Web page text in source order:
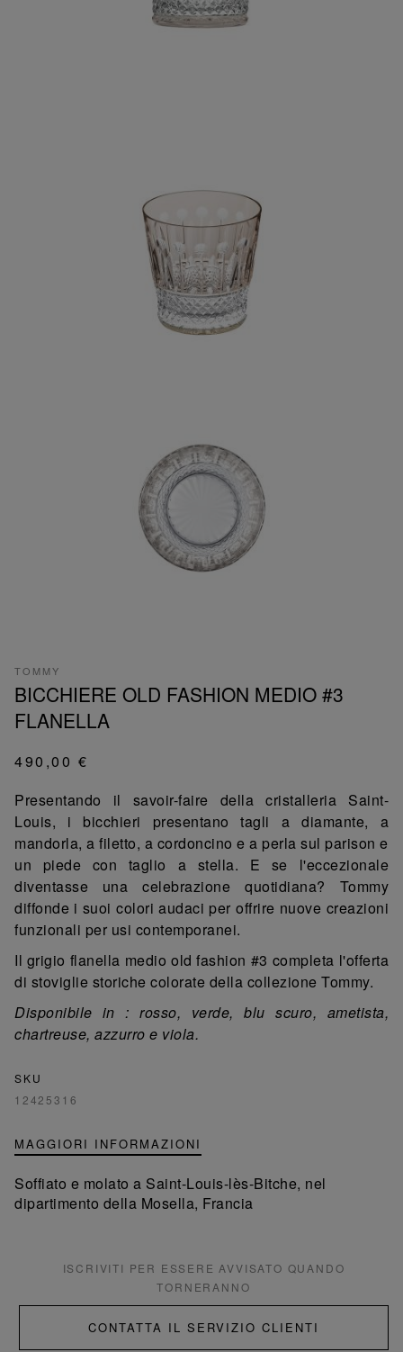
TOMMY
BICCHIERE OLD FASHION MEDIO #3
FLANELLA
490,00 €
Presentando il savoir-faire della cristalleria Saint-
Louis, i bicchieri presentano tagli a diamante, a
mandorla, a filetto, a cordoncino e a perla sul parison e
un piede con taglio a stella. E se l'eccezionale
diventasse una celebrazione quotidiana? Tommy
diffonde i suoi colori audaci per offrire nuove creazioni
funzionali per usi contemporanei.
Il grigio flanella medio old fashion #3 completa l'offerta
di stoviglie storiche colorate della collezione Tommy.
Disponibile in : rosso, verde, blu scuro, ametista,
chartreuse, azzurro e viola.
SKU
12425316
MAGGIORI INFORMAZIONI
Soffiato e molato a Saint-Louis-lès-Bitche, nel
dipartimento della Mosella, Francia
ISCRIVITI PER ESSERE AVVISATO QUANDO
TORNERANNO
CONTATTA IL SERVIZIO CLIENTI